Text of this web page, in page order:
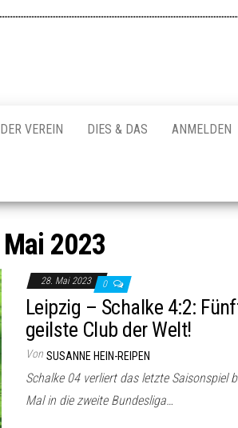
DER VEREIN DIES & DAS ANMELDEN
Mai 2023
28. Mai 2023 0
Leipzig – Schalke 4:2:
geilste Club der Welt!
Von SUSANNE HEIN-REIPEN
Schalke 04 verliert das letzte Saisonspiel
Mal in die zweite Bundesliga…